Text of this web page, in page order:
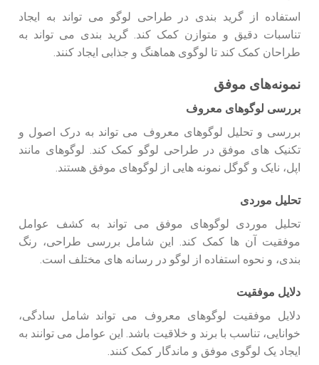
استفاده از گرید بندی در طراحی لوگو می‌ تواند به ایجاد
تناسبات دقیق و متوازن کمک کند. گرید بندی می‌ تواند به
طراحان کمک کند تا لوگوی هماهنگ و جذابی ایجاد کنند.
نمونه‌های موفق
بررسی لوگوهای معروف
بررسی و تحلیل لوگوهای معروف می‌ تواند به درک اصول و
تکنیک‌ های موفق در طراحی لوگو کمک کند. لوگوهای مانند
اپل، نایک و گوگل نمونه‌ هایی از لوگوهای موفق هستند.
تحلیل موردی
تحلیل موردی لوگوهای موفق می‌ تواند به کشف عوامل
موفقیت آن‌ ها کمک کند. این شامل بررسی طراحی، رنگ‌
بندی، و نحوه استفاده از لوگو در رسانه‌ های مختلف است.
دلایل موفقیت
دلایل موفقیت لوگوهای معروف می‌ تواند شامل سادگی،
خوانایی، تناسب با برند و خلاقیت باشد. این عوامل می‌ توانند به
ایجاد یک لوگوی موفق و ماندگار کمک کنند.